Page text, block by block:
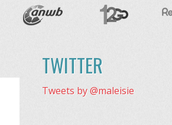
TWITTER
Tweets by @maleisie